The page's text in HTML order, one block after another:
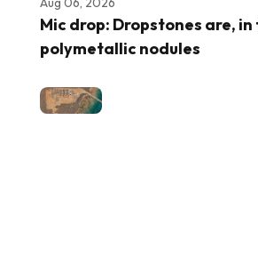
Mic drop: Dropstones are,
polymetallic nodules